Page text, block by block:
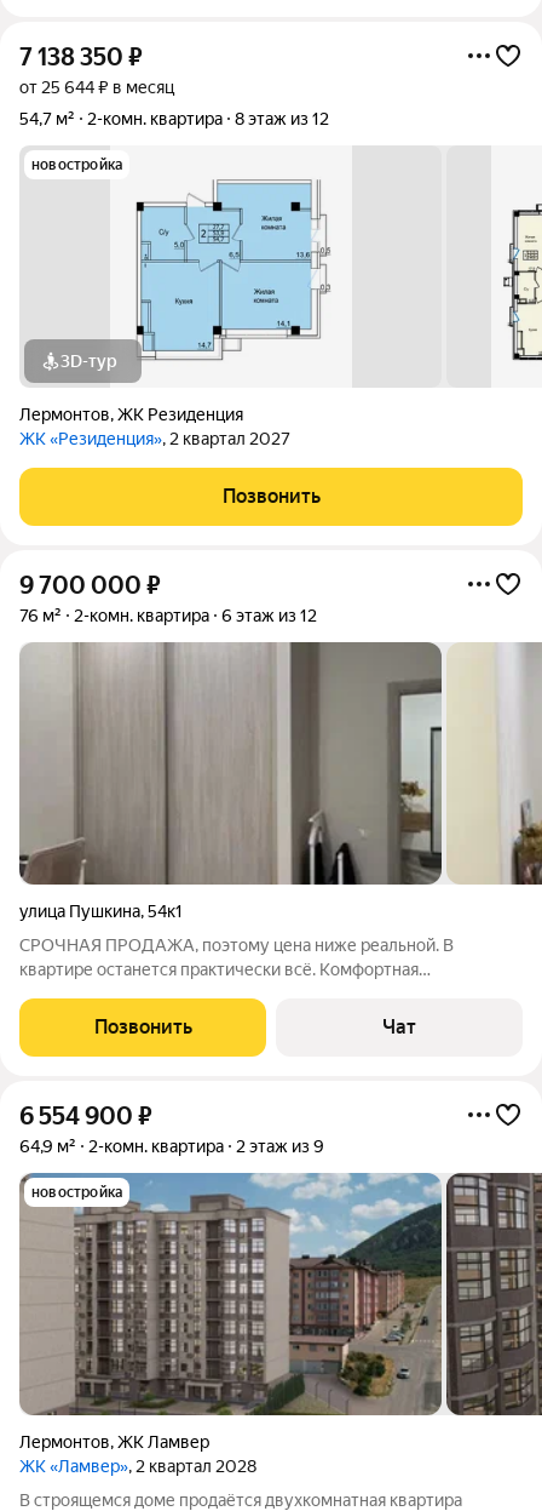
7 138 350 ₽
от 25 644 ₽ в месяц
54,7 м²
2-комн. квартира 8 этаж из 12
новостройка
3D-тур
Лермонтов,ЖК Резиденция
ЖК «Резиденция», 2 квартал 2027
Позвонить
9 700 000 ₽
76 м² 2-комн. квартира 6 этаж из 12
улица Пушкина,54к1
СРОЧНАЯ ПРОДАЖА, поэтому цена ниже реальной. В
квартире останется практически всё. Комфортная
комнаты большие и светлые. Вся инфраструктура города
находится в шаговой доступности. 1
Позвонить Чат
6 554 900 ₽
64,9 м² 2-комн. квартира 2 этаж из 9
новостройка
Лермонтов,ЖК Ламвер
ЖК «Ламвер», 2 квартал 2028
В строящемся доме продаётся двухкомнатная квартира